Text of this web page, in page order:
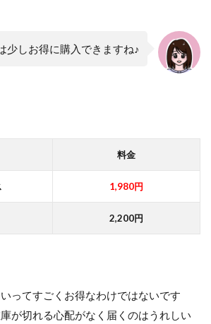
少しお得に購入できますね♪
料金
1,980円
2,200円
ってすごくお得なわけではないです
が切れる心配がなく届くのはうれしい